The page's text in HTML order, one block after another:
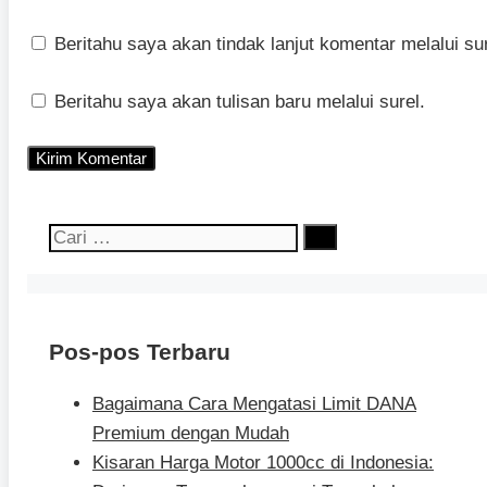
Beritahu saya akan tindak lanjut komentar melalui
Beritahu saya akan tulisan baru melalui surel.
Cari
Pos-pos Terbaru
Bagaimana Cara Mengatasi Limit DANA
Premium dengan Mudah
Kisaran Harga Motor 1000cc di Indonesia: